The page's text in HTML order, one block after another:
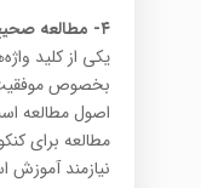
۴- مطالعه صحیح و اصولی:
یکی از کلید
بخصوص موفقیت
اصول مطالعه
مطالعه برای
نیازمند آموزش